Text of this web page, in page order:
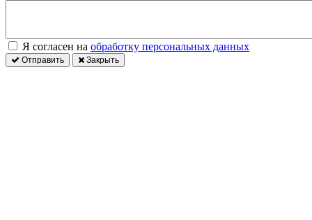
Я согласен на обработку персональных данных
Отправить Закрыть